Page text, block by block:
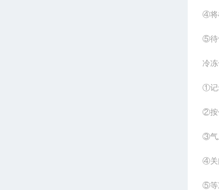
④将
⑤待
冷
①记
②按
③气
④关
⑤等